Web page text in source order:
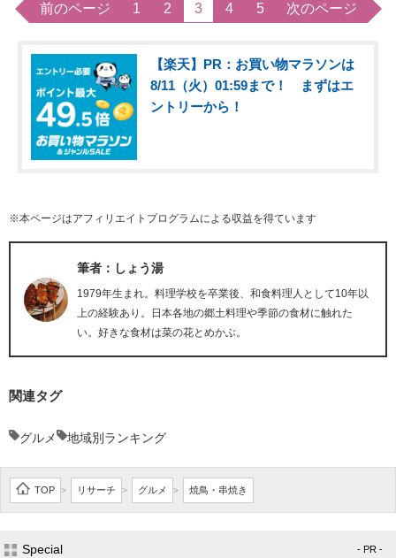
前のページ 1 2 3 4 5 次のページ
【楽天】PR：お買い物マラソンは
8/11（火）01:59まで！ まずはエ
ントリーから！
※本ページはアフィリエイトプログラムによる収益を得ています
筆者：しょう湯
1979年生まれ。料理学校を卒業後、和食料理人として10年以
上の経験あり。日本各地の郷土料理や季節の食材に触れた
い。好きな食材は菜の花とめかぶ。
関連タグ
グルメ 地域別ランキング
TOP > リサーチ > グルメ > 焼鳥・串焼き
Special - PR -